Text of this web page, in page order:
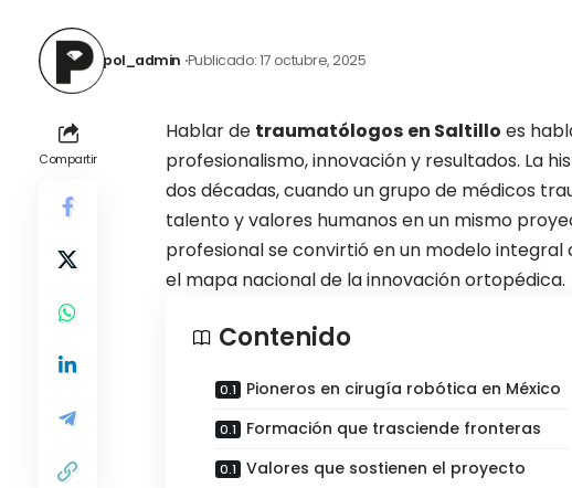
pol_admin Publicado: 17 octubre, 2025
Compartir
Hablar de traumatólogos en Saltillo es
profesionalismo, innovación y resultados. La
dos décadas, cuando un grupo de médicos
talento y valores humanos en un mismo
profesional se convirtió en un modelo
el mapa nacional de la innovación ortopédica.
Contenido
Pioneros en cirugía robótica en México
Formación que trasciende fronteras
Valores que sostienen el proyecto